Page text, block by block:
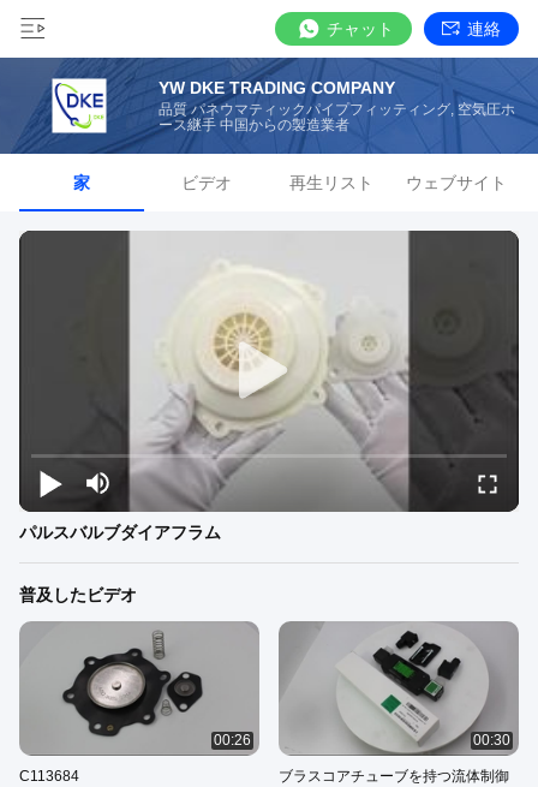
チャット 連絡
YW DKE TRADING COMPANY
品質 パネウマティックパイプフィッティング, 空気圧ホ
ース継手 中国からの製造業者
家 ビデオ 再生リスト ウェブサイト
パルスバルブダイアフラム
普及したビデオ
00:26
C113684
00:30
ブラスコアチューブを持つ流体制御